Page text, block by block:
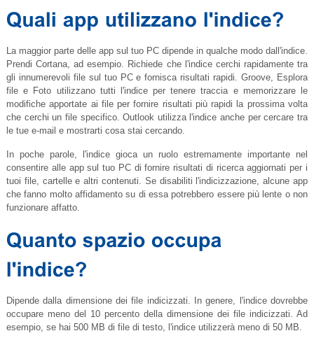
La maggior parte delle app sul tuo PC dipende in qualche modo dall'indice.
Prendi Cortana, ad esempio. Richiede che l'indice cerchi rapidamente tra
gli innumerevoli file sul tuo PC e fornisca risultati rapidi. Groove, Esplora
file e Foto utilizzano tutti l'indice per tenere traccia e memorizzare le
modifiche apportate ai file per fornire risultati più rapidi la prossima volta
che cerchi un file specifico. Outlook utilizza l'indice anche per cercare tra
le tue e-mail e mostrarti cosa stai cercando.
In poche parole, l'indice gioca un ruolo estremamente importante nel
consentire alle app sul tuo PC di fornire risultati di ricerca aggiornati per i
tuoi file, cartelle e altri contenuti. Se disabiliti l'indicizzazione, alcune app
che fanno molto affidamento su di essa potrebbero essere più lente o non
funzionare affatto.
Dipende dalla dimensione dei file indicizzati. In genere, l'indice dovrebbe
occupare meno del 10 percento della dimensione dei file indicizzati. Ad
esempio, se hai 500 MB di file di testo, l'indice utilizzerà meno di 50 MB.